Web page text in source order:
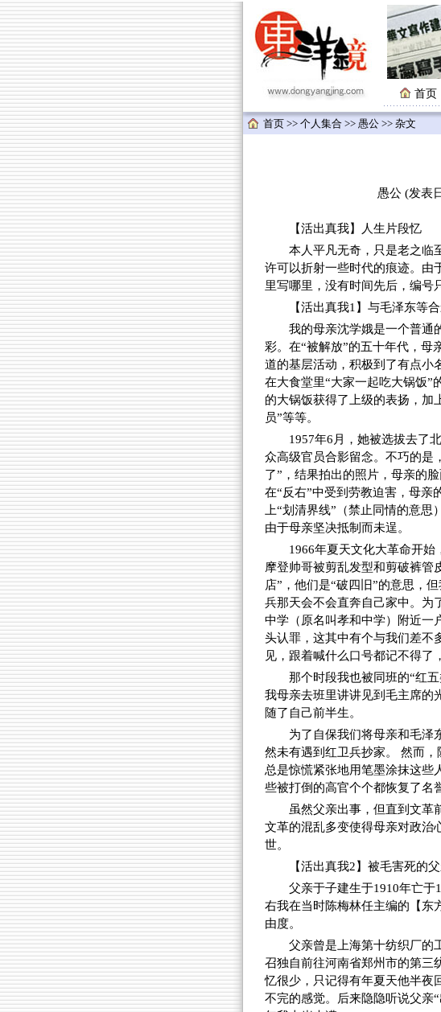
首页
首页 >> 个人集合 >> 愚公 >> 杂文
愚公 (发表
【活出真我】人生片段忆
本人平凡无奇，只是老之临
许可以折射一些时代的痕迹。由
里写哪里，没有时间先后，编号
【活出真我1】与毛泽东等
我的母亲沈学娥是一个普通
彩。在“被解放”的五十年代，母
道的基层活动，积极到了有点小
在大食堂里“大家一起吃大锅饭”
的大锅饭获得了上级的表扬，加
员”等等。
1957年6月，她被选拔去了
众高级官员合影留念。不巧的是
了”，结果拍出的照片，母亲的
在“反右”中受到劳教迫害，母亲
上“划清界线”（禁止同情的意
由于母亲坚决抵制而未逞。
1966年夏天文化大革命开始
摩登帅哥被剪乱发型和剪破裤管
店”，他们是“破四旧”的意思，
兵那天会不会直奔自己家中。为
中学（原名叫孝和中学）附近一
头认罪，这其中有个与我们差不
见，跟着喊什么口号都记不得了
那个时段我也被同班的“红
我母亲去班里讲讲见到毛主席的
随了自己前半生。
为了自保我们将母亲和毛泽
然未有遇到红卫兵抄家。 然而
总是惊慌紧张地用笔墨涂抹这些
些被打倒的高官个个都恢复了名
虽然父亲出事，但直到文革
文革的混乱多变使得母亲对政治
世。
【活出真我2】被毛害死的
父亲于子建生于1910年亡于
右我在当时陈梅林任主编的【东
由度。
父亲曾是上海第十纺织厂的
召独自前往河南省郑州市的第三
忆很少，只记得有年夏天他半夜
不完的感觉。后来隐隐听说父亲